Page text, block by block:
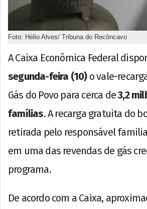
Foto: Hélio Alves/ Tribuna do Recôncavo
A Caixa Econômica Federal
segunda-feira (10)o vale-
Gás do Povo para cerca de3,2
famílias. A recarga gratuita do
retirada pelo responsável
em uma das revendas de gás
programa.
De acordo com a Caixa,